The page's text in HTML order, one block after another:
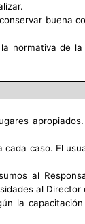
buena
normativa de
caso. El
al
al Director
la